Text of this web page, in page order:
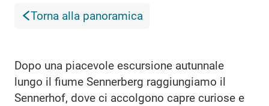
Torna alla panoramica
Dopo una piacevole escursione autunnale
lungo il fiume Sennerberg raggiungiamo il
Sennerhof, dove ci accolgono capre curiose e